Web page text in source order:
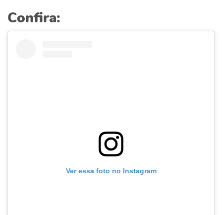
Confira:
Ver essa foto no Instagram